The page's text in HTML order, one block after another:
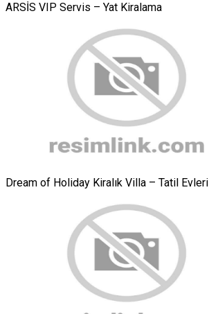
ARSİS VIP Servis – Yat Kiralama
Dream of Holiday Kiralık Villa – Tatil Evleri